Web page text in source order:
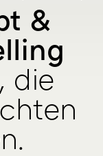
&
die